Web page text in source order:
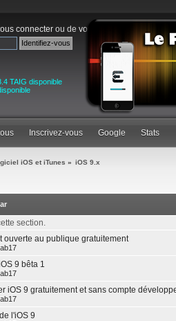
connecter ou de vous inscrire
TAIG disponible
Inscrivez-vous Google Stats
iOS et iTunes » iOS 9.x
section.
ouverte au publique gratuitement
9 bêta 1
iOS 9 gratuitement et sans compte
l'iOS 9